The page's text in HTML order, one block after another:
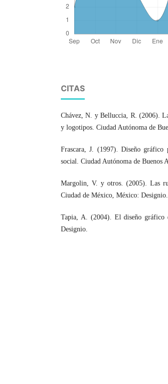
CITAS
Chávez, N. y Belluccia, R. (2006).
y logotipos. Ciudad Autónoma de
Frascara, J. (1997). Diseño gráfico
social. Ciudad Autónoma de Buenos
Margolin, V. y otros. (2005). Las
Ciudad de México, México: Designio.
Tapia, A. (2004). El diseño gráfico
Designio.